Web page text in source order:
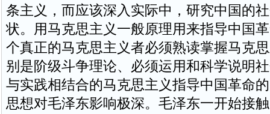
条主义，而应该深入实际中，研究中国的
状。用马克思主义一般原理用来指导中国
个真正的马克思主义者必须熟读掌握马克
别是阶级斗争理论、必须运用和科学说明
与实践相结合的马克思主义指导中国革命
思想对毛泽东影响极深。毛泽东一开始接